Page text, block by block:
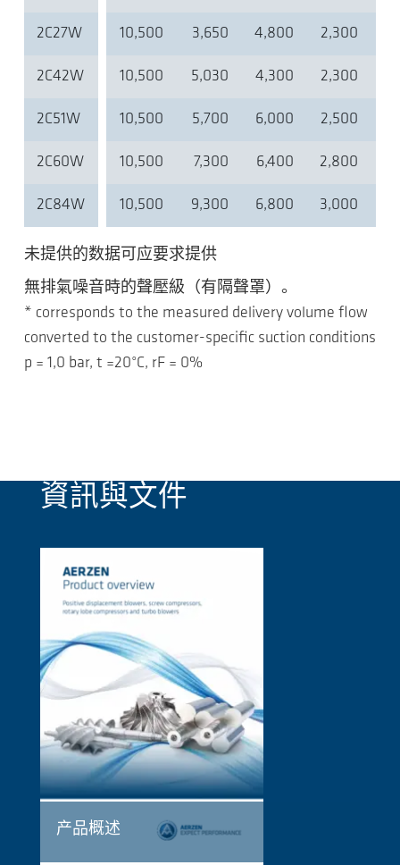
2C27W 10,500 3,650 4,800 2,300
2C42W 10,500 5,030 4,300 2,300
2C51W 10,500 5,700 6,000 2,500
2C60W 10,500 7,300 6,400 2,800
2C84W 10,500 9,300 6,800 3,000
未提供的数据可应要求提供
無排氣噪音時的聲壓級（有隔聲罩）。
* corresponds to the measured delivery volume flow
converted to the customer-specific suction conditions
p = 1,0 bar, t =20°C, rF = 0%
資訊與文件
产品概述